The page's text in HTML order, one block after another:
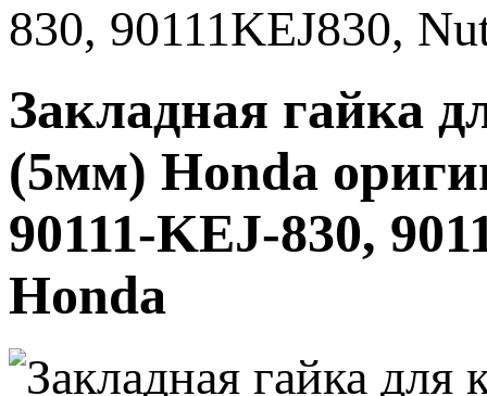
830, 90111KEJ830,
Закладная гайка
(5мм) Honda
90111-KEJ-830,
Honda